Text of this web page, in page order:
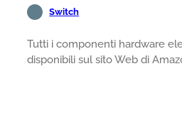
Switch
Tutti i componenti hardware
disponibili sul sito Web di